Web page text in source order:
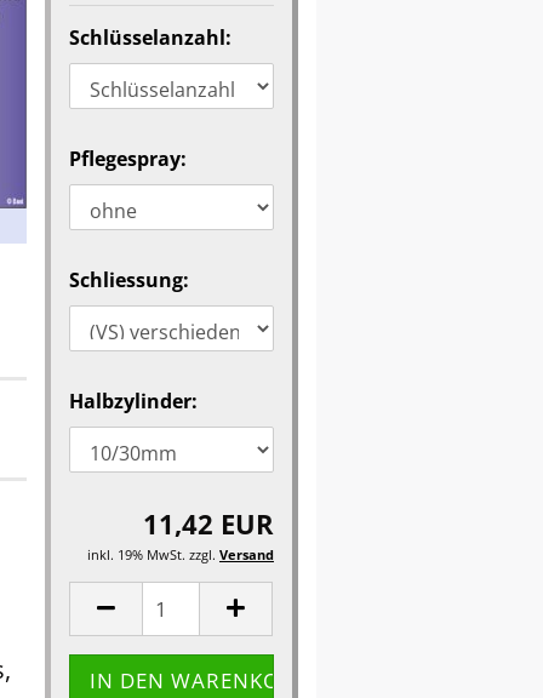
Schlüsselanzahl:
Pflegespray:
Schliessung:
Halbzylinder:
11,42 EUR
inkl. 19% MwSt. zzgl. Versand